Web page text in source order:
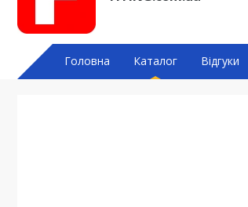
Головна Каталог Відгуки